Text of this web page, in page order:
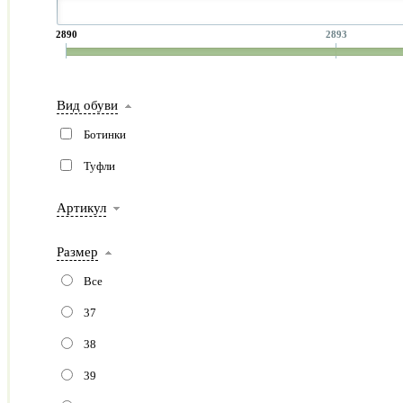
2890 2893
Вид обуви
Ботинки
Туфли
Артикул
Размер
Все
37
38
39